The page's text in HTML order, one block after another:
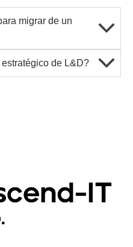
migrar de un
de L&D?